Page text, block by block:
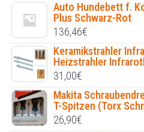
Auto Hundebett f.
Plus Schwarz-Rot
136,46€
Keramikstrahler
Heizstrahler
31,00€
Makita
T-Spitzen (Torx
26,90€